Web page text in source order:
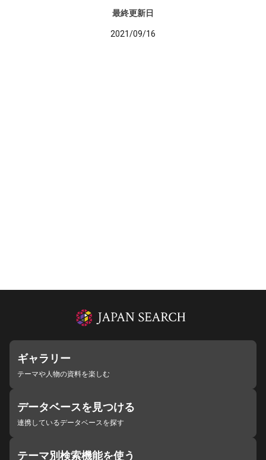
最終更新日
2021/09/16
ギャラリー
テーマや人物の資料を楽しむ
データベースを見つける
連携しているデータベースを探す
テーマ別検索機能を使う